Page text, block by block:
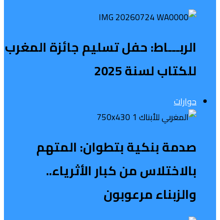
الربـــاط: حفل تسليم جائزة المغرب
للكتاب لسنة 2025
حوارات
صدمة بنكية بتطوان: المتهم
بالاختلاس من كبار الأثرياء..
والزبناء مرعوبون